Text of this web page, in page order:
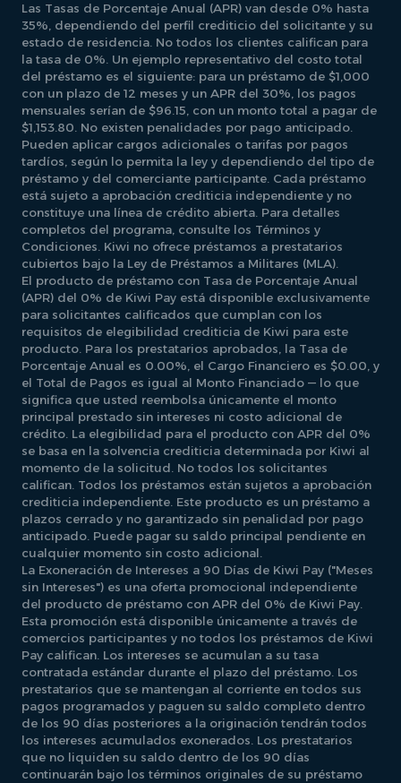
Las Tasas de Porcentaje Anual (APR) van desde 0% hasta
35%, dependiendo del perfil crediticio del solicitante y su
estado de residencia. No todos los clientes califican para
la tasa de 0%. Un ejemplo representativo del costo total
del préstamo es el siguiente: para un préstamo de $1,000
con un plazo de 12 meses y un APR del 30%, los pagos
mensuales serían de $96.15, con un monto total a pagar de
$1,153.80. No existen penalidades por pago anticipado.
Pueden aplicar cargos adicionales o tarifas por pagos
tardíos, según lo permita la ley y dependiendo del tipo de
préstamo y del comerciante participante. Cada préstamo
está sujeto a aprobación crediticia independiente y no
constituye una línea de crédito abierta. Para detalles
completos del programa, consulte los Términos y
Condiciones. Kiwi no ofrece préstamos a prestatarios
cubiertos bajo la Ley de Préstamos a Militares (MLA).
El producto de préstamo con Tasa de Porcentaje Anual
(APR) del 0% de Kiwi Pay está disponible exclusivamente
para solicitantes calificados que cumplan con los
requisitos de elegibilidad crediticia de Kiwi para este
producto. Para los prestatarios aprobados, la Tasa de
Porcentaje Anual es 0.00%, el Cargo Financiero es $0.00, y
el Total de Pagos es igual al Monto Financiado — lo que
significa que usted reembolsa únicamente el monto
principal prestado sin intereses ni costo adicional de
crédito. La elegibilidad para el producto con APR del 0%
se basa en la solvencia crediticia determinada por Kiwi al
momento de la solicitud. No todos los solicitantes
califican. Todos los préstamos están sujetos a aprobación
crediticia independiente. Este producto es un préstamo a
plazos cerrado y no garantizado sin penalidad por pago
anticipado. Puede pagar su saldo principal pendiente en
cualquier momento sin costo adicional.
La Exoneración de Intereses a 90 Días de Kiwi Pay ("Meses
sin Intereses") es una oferta promocional independiente
del producto de préstamo con APR del 0% de Kiwi Pay.
Esta promoción está disponible únicamente a través de
comercios participantes y no todos los préstamos de Kiwi
Pay califican. Los intereses se acumulan a su tasa
contratada estándar durante el plazo del préstamo. Los
prestatarios que se mantengan al corriente en todos sus
pagos programados y paguen su saldo completo dentro
de los 90 días posteriores a la originación tendrán todos
los intereses acumulados exonerados. Los prestatarios
que no liquiden su saldo dentro de los 90 días
continuarán bajo los términos originales de su préstamo